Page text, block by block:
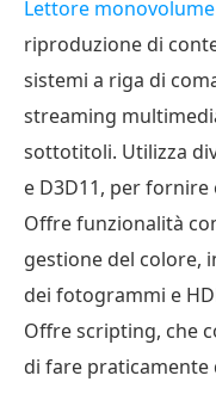
Lettore monovolume
riproduzione di
sistemi a riga di
streaming
sottotitoli. Utilizza
e D3D11, per
Offre funzionalità
gestione del colore,
dei fotogrammi e
Offre scripting, che
di fare praticamente